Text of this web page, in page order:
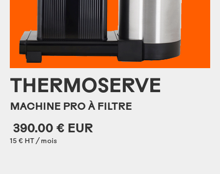
THERMOSERVE
MACHINE PRO À FILTRE
390.00 € EUR
15 € HT / mois